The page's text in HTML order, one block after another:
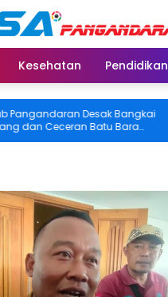
Kesehatan Pendidikan
Desak Bangkai
Ceceran Batu Bara
Soroti Buruknya